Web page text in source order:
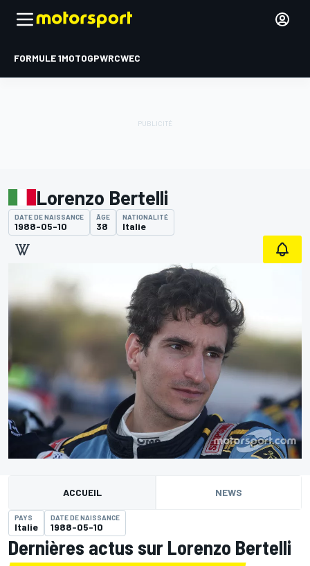
FORMULE 1MOTOGPWRCWEC
Lorenzo Bertelli
DATE DE NAISSANCE
1988-05-10
ÂGE
38
NATIONALITÉ
Italie
ACCUEIL NEWS
PAYS
Italie
DATE DE NAISSANCE
1988-05-10
Dernières actus sur Lorenzo Bertelli